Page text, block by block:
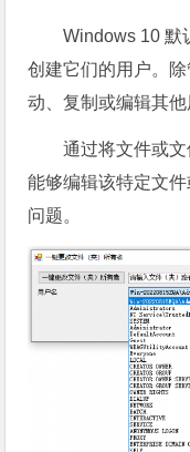
Windows 10 默
创建它们的用户。
动、复制或编辑其他
通过将文件或
能够编辑该特定文
问题。